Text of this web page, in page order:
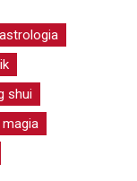
astrologia
shui
magia